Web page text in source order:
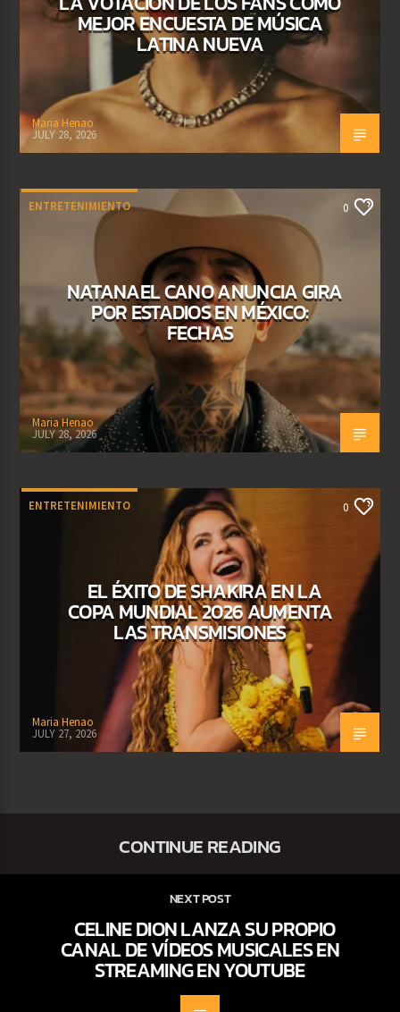
MEJOR ENCUESTA DE MÚSICA
LATINA NUEVA
Maria Henao
JULY 28, 2026
ENTRETENIMIENTO 0
NATANAEL CANO ANUNCIA GIRA
POR ESTADIOS EN MÉXICO:
FECHAS
Maria Henao
JULY 28, 2026
ENTRETENIMIENTO 0
EL ÉXITO DE SHAKIRA EN LA
COPA MUNDIAL 2026 AUMENTA
LAS TRANSMISIONES
Maria Henao
JULY 27, 2026
CONTINUE READING
NEXT POST
CELINE DION LANZA SU PROPIO
CANAL DE VÍDEOS MUSICALES EN
STREAMING EN YOUTUBE